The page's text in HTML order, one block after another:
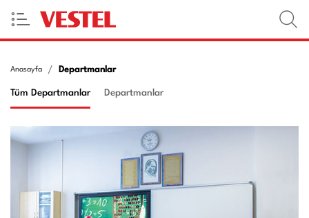
Anasayfa Departmanlar
Tüm Departmanlar Departmanlar